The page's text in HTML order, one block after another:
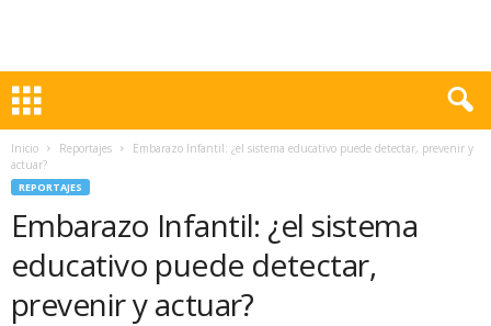
Inicio Reportajes
Embarazo Infantil: ¿el sistema educativo puede detectar, prevenir y
actuar?
REPORTAJES
Embarazo Infantil: ¿el sistema
educativo puede detectar,
prevenir y actuar?